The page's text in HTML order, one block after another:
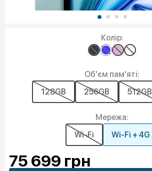
Колір:
Об'єм пам'яті:
128GB
256GB 512GB
Мережа:
Wi-Fi
Wi-Fi + 4G
75 699 грн